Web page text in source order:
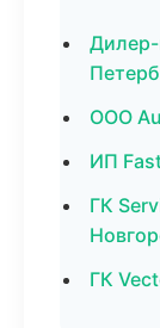
ООО
ИП
ГК
ГК